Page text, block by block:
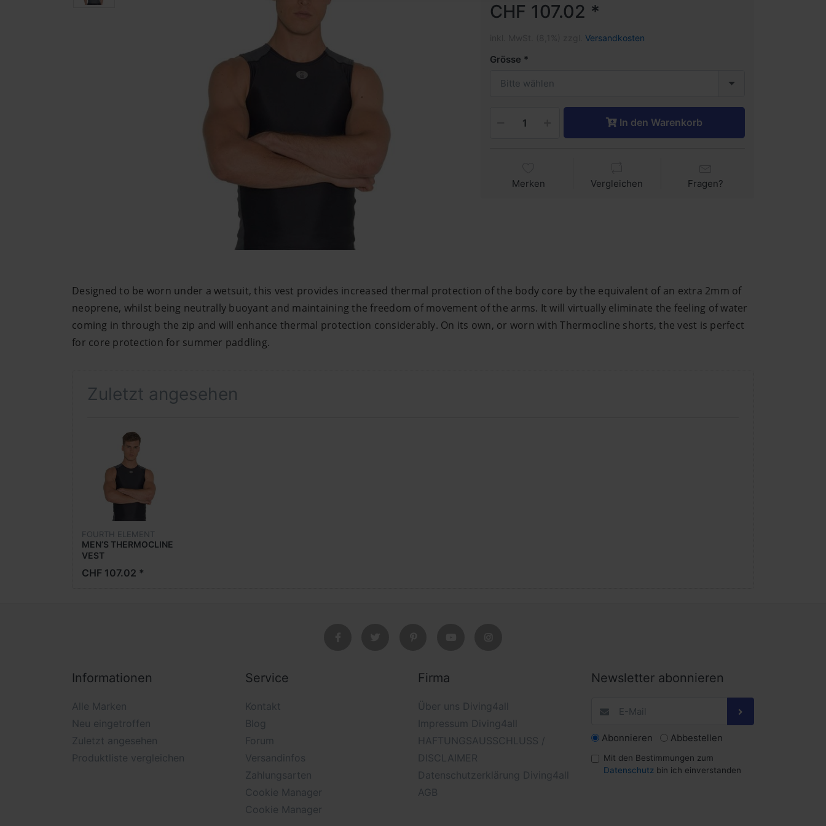
CHF 107.02 *
Versandkosten
Grösse
Bitte wählen
In den Warenkorb
Merken Vergleichen Fragen?
Designed to be worn under a wetsuit, this vest provides increased thermal protection of the body core by the equivalent of an extra 2mm of
neoprene, whilst being neutrally buoyant and maintaining the freedom of movement of the arms. It will virtually eliminate the feeling of water
coming in through the zip and will enhance thermal protection considerably. On its own, or worn with Thermocline shorts, the vest is perfect
for core protection for summer paddling.
Zuletzt angesehen
FOURTH ELEMENT
MEN’S THERMOCLINE
VEST
CHF 107.02 *
Informationen
Alle Marken
Neu eingetroffen
Zuletzt angesehen
Produktliste vergleichen
Service
Kontakt
Blog
Forum
Versandinfos
Zahlungsarten
Cookie Manager
Cookie Manager
Firma
Über uns Diving4all
Impressum Diving4all
HAFTUNGSAUSSCHLUSS /
DISCLAIMER
Datenschutzerklärung Diving4all
AGB
Newsletter abonnieren
Abonnieren Abbestellen
Mit den Bestimmungen zum
Datenschutz bin ich einverstanden